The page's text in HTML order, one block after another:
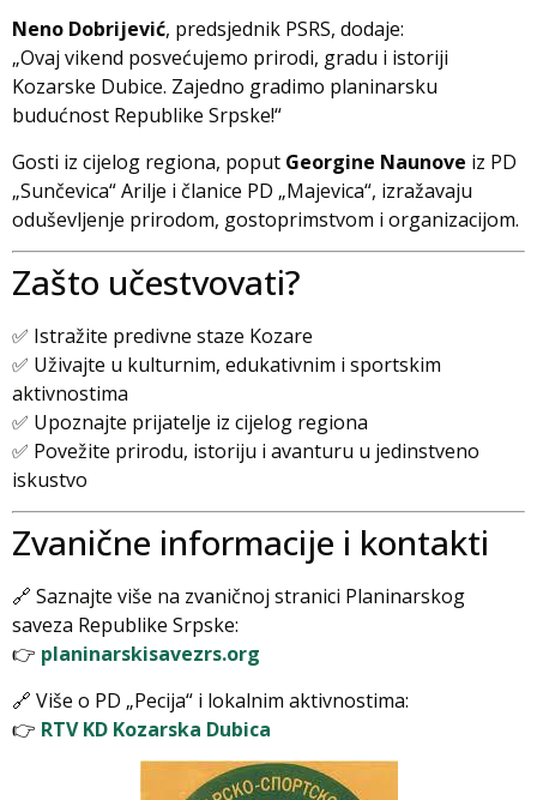
Neno Dobrijević, predsjednik PSRS, dodaje:
„Ovaj vikend posvećujemo prirodi, gradu i istoriji
Kozarske Dubice. Zajedno gradimo planinarsku
budućnost Republike Srpske!“
Gosti iz cijelog regiona, poput Georgine Naunove iz PD
„Sunčevica“ Arilje i članice PD „Majevica“, izražavaju
oduševljenje prirodom, gostoprimstvom i organizacijom.
Zašto učestvovati?
✅ Istražite predivne staze Kozare
✅ Uživajte u kulturnim, edukativnim i sportskim
aktivnostima
✅ Upoznajte prijatelje iz cijelog regiona
✅ Povežite prirodu, istoriju i avanturu u jedinstveno
iskustvo
Zvanične informacije i kontakti
🔗 Saznajte više na zvaničnoj stranici Planinarskog
saveza Republike Srpske:
👉 planinarskisavezrs.org
🔗 Više o PD „Pecija“ i lokalnim aktivnostima:
👉 RTV KD Kozarska Dubica